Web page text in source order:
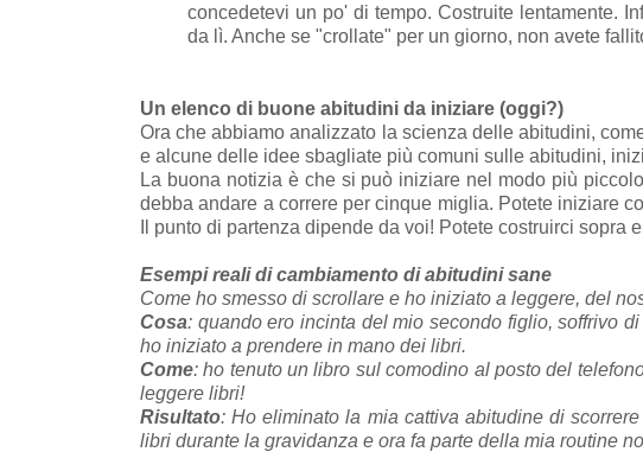
concedetevi un po' di tempo. Costruite lentamente.
da lì. Anche se "crollate" per un giorno, non avete
Un elenco di buone abitudini da iniziare (oggi?)
Ora che abbiamo analizzato la scienza delle abitudini,
e alcune delle idee sbagliate più comuni sulle abitudini,
La buona notizia è che si può iniziare nel modo più
debba andare a correre per cinque miglia. Potete iniziare
Il punto di partenza dipende da voi! Potete costruirci
Esempi reali di cambiamento di abitudini sane
Come ho smesso di scrollare e ho iniziato a leggere, del
Cosa: quando ero incinta del mio secondo figlio, soffrivo
ho iniziato a prendere in mano dei libri.
Come: ho tenuto un libro sul comodino al posto del
leggere libri!
Risultato: Ho eliminato la mia cattiva abitudine di
libri durante la gravidanza e ora fa parte della mia routine